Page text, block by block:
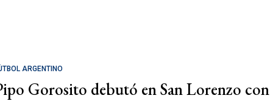
ARGENTINO
Gorosito debutó en San Lorenzo con